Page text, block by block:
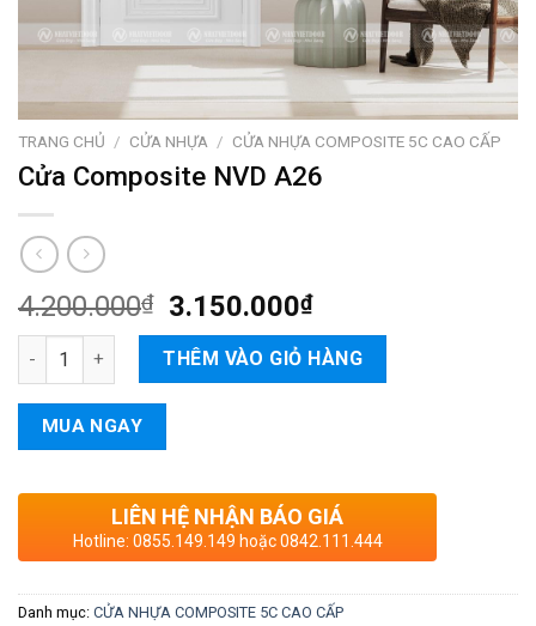
TRANG CHỦ / CỬA NHỰA / CỬA NHỰA COMPOSITE 5C CAO CẤP
Cửa Composite NVD A26
4.200.000₫ 3.150.000₫
Cửa Composite NVD A26 số lượng
THÊM VÀO GIỎ HÀNG
MUA NGAY
LIÊN HỆ NHẬN BÁO GIÁ
Hotline: 0855.149.149 hoặc 0842.111.444
Danh mục: CỬA NHỰA COMPOSITE 5C CAO CẤP